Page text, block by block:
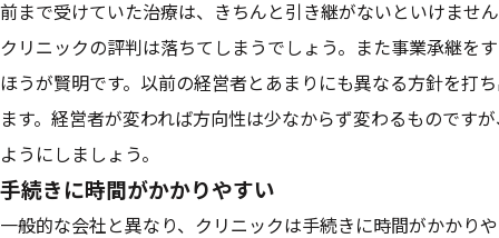
前まで受けていた治療は、きちんと引き継がないといけませ
クリニックの評判は落ちてしまうでしょう。また事業承継を
ほうが賢明です。以前の経営者とあまりにも異なる方針を打
ます。経営者が変われば方向性は少なからず変わるものです
ようにしましょう。
手続きに時間がかかりやすい
一般的な会社と異なり、クリニックは手続きに時間がかかり